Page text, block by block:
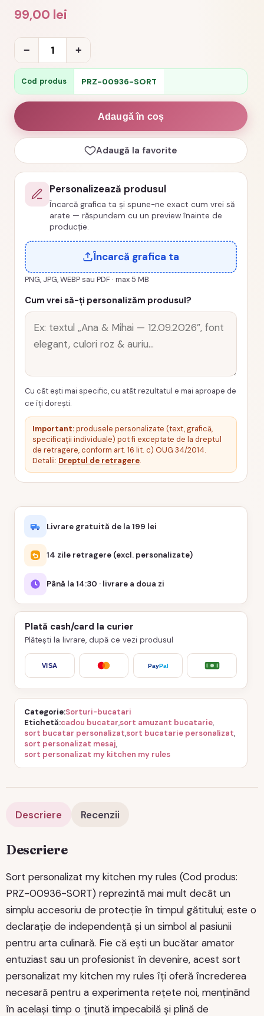
99,00 lei
−
Cantitate
Sort
personalizat
my
kitchen
my
rules
cod
PRZ-
00936-
SORT
+
Cod produs PRZ-00936-SORT
Adaugă în coș
Adaugă la favorite
Personalizează produsul
Încarcă grafica ta și spune-ne exact cum vrei să
arate — răspundem cu un preview înainte de
producție.
Încarcă grafica ta
PNG, JPG, WEBP sau PDF · max 5 MB
Cum vrei să-ți personalizăm produsul?
Cu cât ești mai specific, cu atât rezultatul e mai aproape de
ce îți dorești.
Important:produsele personalizate (text, grafică,
specificații individuale) pot fi exceptate de la dreptul
de retragere, conform art. 16 lit. c) OUG 34/2014.
Detalii: Dreptul de retragere.
Livrare gratuită de la 199 lei
14 zile retragere (excl. personalizate)
Până la 14:30 · livrare a doua zi
Plată cash/card la curier
Plătești la livrare, după ce vezi produsul
VISA PayPal
Categorie Sorturi-bucatari
Etichetă cadou bucatar,sort amuzant bucatarie,
sort bucatar personalizat,sort bucatarie personalizat,
sort personalizat mesaj,
sort personalizat my kitchen my rules
Descriere Recenzii
Descriere
Sort personalizat my kitchen my rules (Cod produs:
PRZ-00936-SORT) reprezintă mai mult decât un
simplu accesoriu de protecție în timpul gătitului; este o
declarație de independență și un simbol al pasiunii
pentru arta culinară. Fie că ești un bucătar amator
entuziast sau un profesionist în devenire, acest sort
personalizat my kitchen my rules îți oferă încrederea
necesară pentru a experimenta rețete noi, menținând
în același timp o ținută impecabilă și plină de